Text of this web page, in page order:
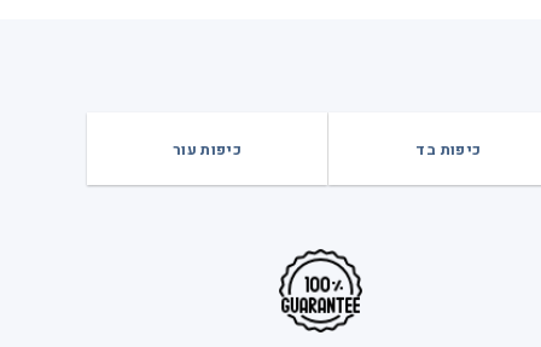
כיפות בד כיפות עור